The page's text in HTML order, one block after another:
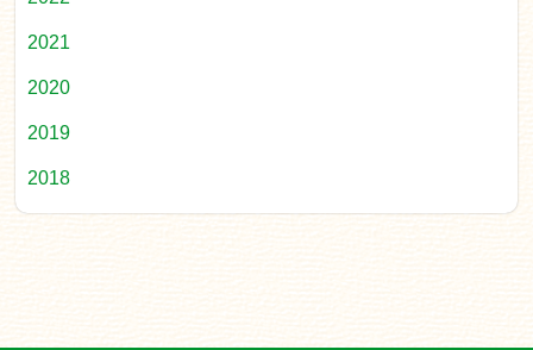
2021
2020
2019
2018